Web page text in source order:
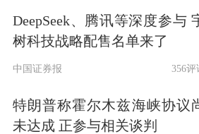
极推广节能技术，加强
厚植一体化算力网发展
DeepSeek、腾讯等深度参与
树科技战略配售名单来了
中国证券报 356评
特朗普称霍尔木兹海峡协议
未达成 正参与相关谈判